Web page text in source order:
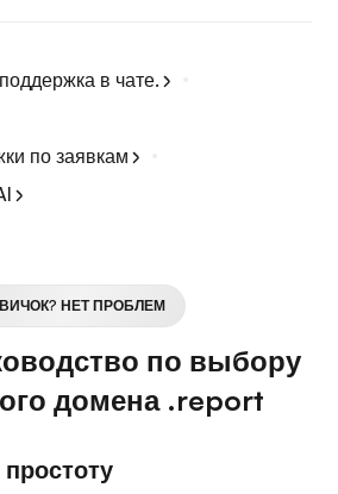
в чате.
по заявкам
НЕТ ПРОБЛЕМ
по выбору
домена .report